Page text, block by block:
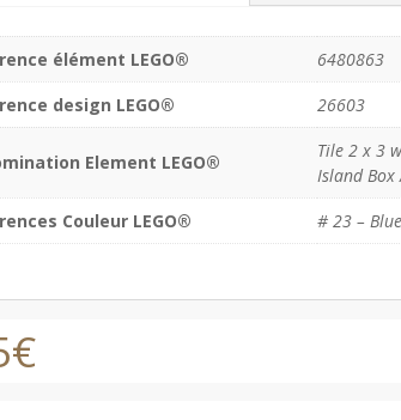
élément LEGO®
6480863
design LEGO®
26603
Element LEGO®
Tile 2 x 3
Island
Couleur LEGO®
# 23 –
€